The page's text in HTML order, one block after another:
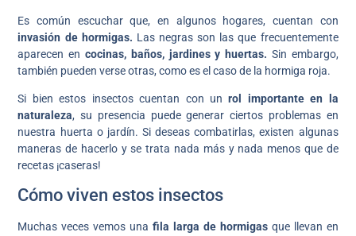
Es común escuchar que, en algunos hogares, cuentan con
invasión de hormigas. Las negras son las que frecuentemente
aparecen en cocinas, baños, jardines y huertas. Sin embargo,
también pueden verse otras, como es el caso de la hormiga roja.
Si bien estos insectos cuentan con un rol importante en la
naturaleza, su presencia puede generar ciertos problemas en
nuestra huerta o jardín. Si deseas combatirlas, existen algunas
maneras de hacerlo y se trata nada más y nada menos que de
recetas ¡caseras!
Cómo viven estos insectos
Muchas veces vemos unafila larga de hormigasque llevan en